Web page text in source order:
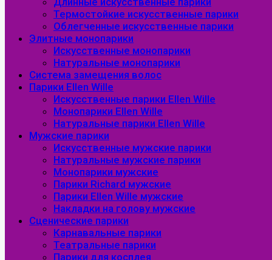
Термостойкие искусственные парики
Облегченные искусственные парики
Элитные монопарики
Искусственные монопарики
Натуральные монопарики
Система замещения волос
Парики Ellen Wille
Искусственные парики Ellen Wille
Монопарики Ellen Wille
Натуральные парики Ellen Wille
Мужские парики
Искусственные мужские парики
Натуральные мужские парики
Монопарики мужские
Парики Richard мужские
Парики Ellen Wille мужские
Накладки на голову мужские
Сценические парики
Карнавальные парики
Театральные парики
Парики для косплея